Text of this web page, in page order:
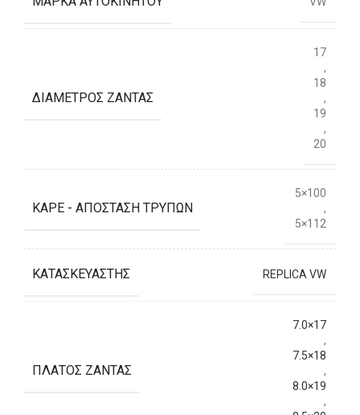
ΔΙΆΜΕΤΡΟΣ ΖΆΝΤΑΣ
17
,
18
,
19
,
20
ΚΑΡΈ - ΑΠΌΣΤΑΣΗ ΤΡΥΠΏΝ
5×100
,
5×112
ΚΑΤΑΣΚΕΥΑΣΤΉΣ REPLICA VW
ΠΛΆΤΟΣ ΖΆΝΤΑΣ
7.0×17
,
7.5×18
,
8.0×19
,